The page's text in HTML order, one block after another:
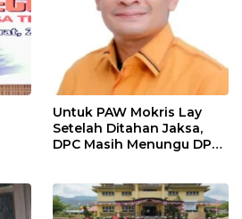
Untuk PAW Mokris Lay
Setelah Ditahan Jaksa,
DPC Masih Menungu DPD